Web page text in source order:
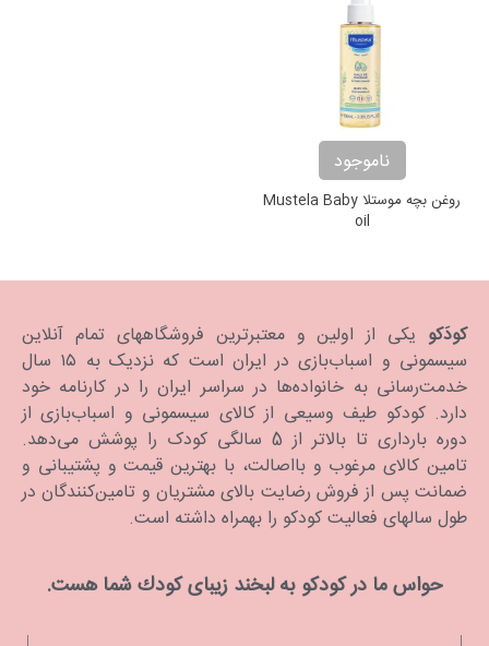
ناموجود
روغن بچه موستلا Mustela Baby
oil
کودَکو یکی از اولین و معتبرترین فروشگاههای تمام آنلاین
سیسمونی و اسباب‌بازی در ایران است که نزدیک به ۱۵ سال
خدمت‌رسانی به خانواده‌ها در سراسر ایران را در کارنامه خود
دارد. كودكو طیف وسیعی از کالای سیسمونی و اسباب‌بازی از
دوره بارداری تا بالاتر از 5 سالگی کودک را پوشش می‌دهد.
تامین کالای مرغوب و بااصالت، با بهترین قیمت و پشتیبانی و
ضمانت پس از فروش رضایت بالای مشتریان و تامین‌کنندگان در
طول سالهای فعالیت کودکو را بهمراه داشته است.
حواس ما در كودكو به لبخند زیبای كودك شما هست.